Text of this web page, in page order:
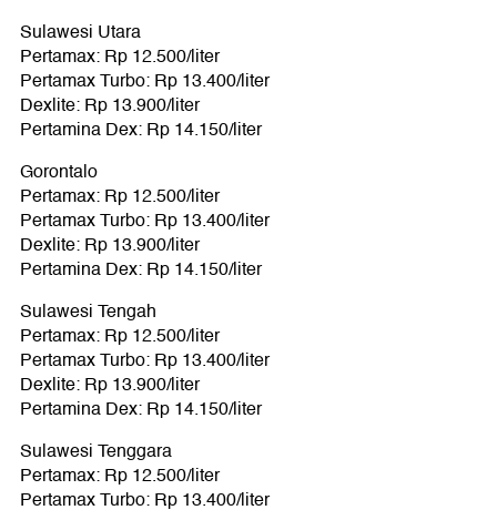
Sulawesi Utara
Pertamax: Rp 12.500/liter
Pertamax Turbo: Rp 13.400/liter
Dexlite: Rp 13.900/liter
Pertamina Dex: Rp 14.150/liter
Gorontalo
Pertamax: Rp 12.500/liter
Pertamax Turbo: Rp 13.400/liter
Dexlite: Rp 13.900/liter
Pertamina Dex: Rp 14.150/liter
Sulawesi Tengah
Pertamax: Rp 12.500/liter
Pertamax Turbo: Rp 13.400/liter
Dexlite: Rp 13.900/liter
Pertamina Dex: Rp 14.150/liter
Sulawesi Tenggara
Pertamax: Rp 12.500/liter
Pertamax Turbo: Rp 13.400/liter